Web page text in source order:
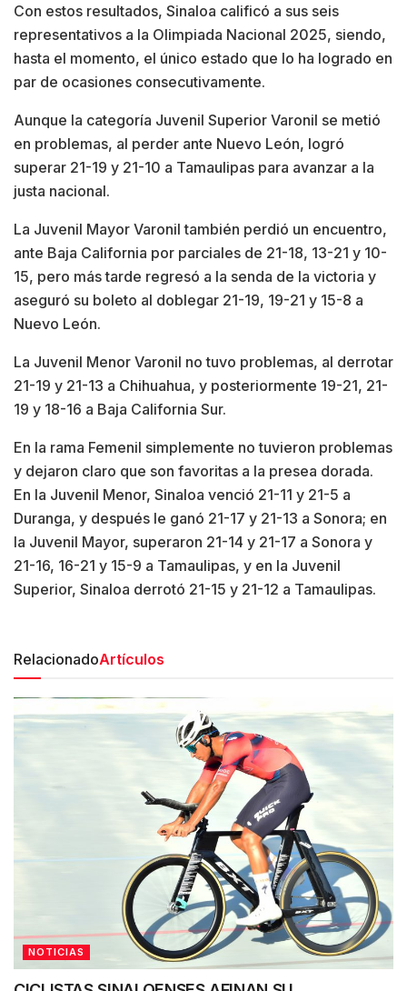
Con estos resultados, Sinaloa calificó a sus seis
representativos a la Olimpiada Nacional 2025, siendo,
hasta el momento, el único estado que lo ha logrado en
par de ocasiones consecutivamente.
Aunque la categoría Juvenil Superior Varonil se metió
en problemas, al perder ante Nuevo León, logró
superar 21-19 y 21-10 a Tamaulipas para avanzar a la
justa nacional.
La Juvenil Mayor Varonil también perdió un encuentro,
ante Baja California por parciales de 21-18, 13-21 y 10-
15, pero más tarde regresó a la senda de la victoria y
aseguró su boleto al doblegar 21-19, 19-21 y 15-8 a
Nuevo León.
La Juvenil Menor Varonil no tuvo problemas, al derrotar
21-19 y 21-13 a Chihuahua, y posteriormente 19-21, 21-
19 y 18-16 a Baja California Sur.
En la rama Femenil simplemente no tuvieron problemas
y dejaron claro que son favoritas a la presea dorada.
En la Juvenil Menor, Sinaloa venció 21-11 y 21-5 a
Duranga, y después le ganó 21-17 y 21-13 a Sonora; en
la Juvenil Mayor, superaron 21-14 y 21-17 a Sonora y
21-16, 16-21 y 15-9 a Tamaulipas, y en la Juvenil
Superior, Sinaloa derrotó 21-15 y 21-12 a Tamaulipas.
RelacionadoArtículos
NOTICIAS